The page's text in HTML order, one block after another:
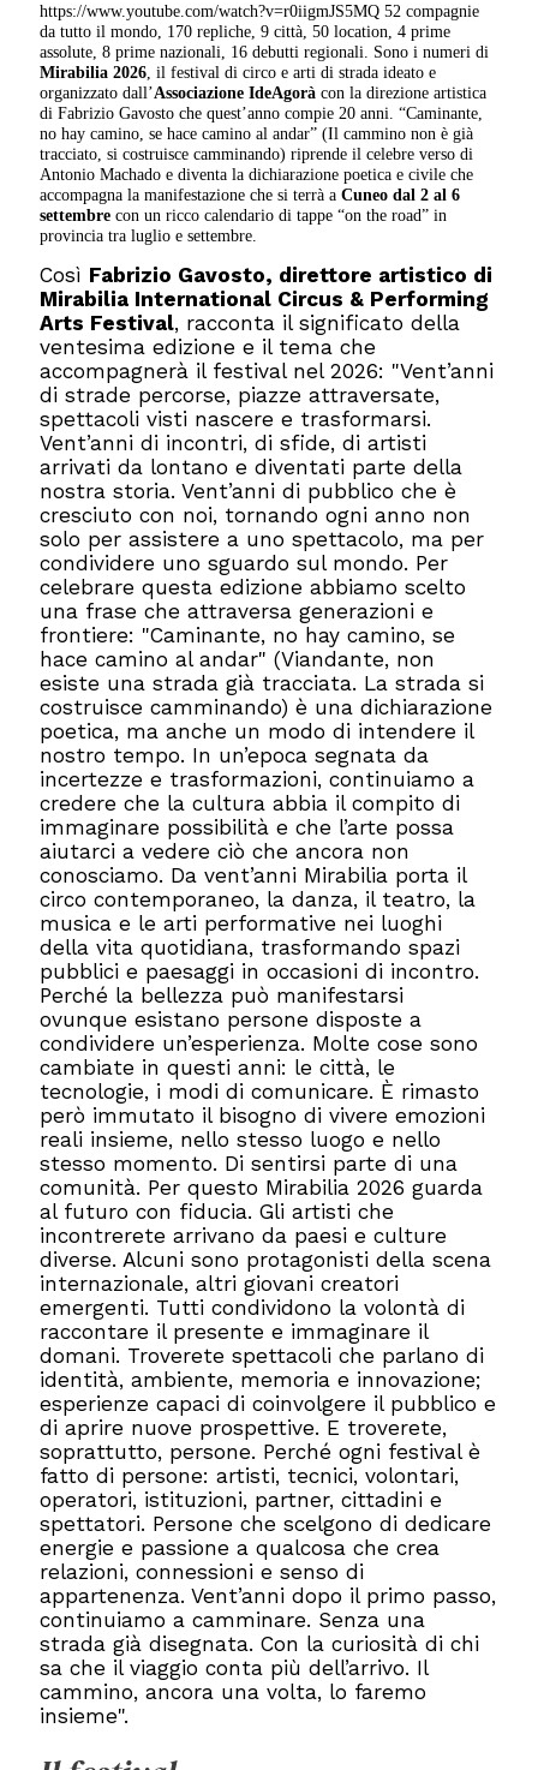
https://www.youtube.com/watch?v=r0iigmJS5MQ 52 compagnie
da tutto il mondo, 170 repliche, 9 città, 50 location, 4 prime
assolute, 8 prime nazionali, 16 debutti regionali. Sono i numeri di
Mirabilia 2026, il festival di circo e arti di strada ideato e
organizzato dall’Associazione IdeAgorà con la direzione artistica
di Fabrizio Gavosto che quest’anno compie 20 anni. “Caminante,
no hay camino, se hace camino al andar” (Il cammino non è già
tracciato, si costruisce camminando) riprende il celebre verso di
Antonio Machado e diventa la dichiarazione poetica e civile che
accompagna la manifestazione che si terrà aCuneo dal 2 al 6
settembre con un ricco calendario di tappe “on the road” in
provincia tra luglio e settembre.
Così Fabrizio Gavosto, direttore artistico di
Mirabilia International Circus & Performing
Arts Festival, racconta il significato della
ventesima edizione e il tema che
accompagnerà il festival nel 2026: "Vent’anni
di strade percorse, piazze attraversate,
spettacoli visti nascere e trasformarsi.
Vent’anni di incontri, di sfide, di artisti
arrivati da lontano e diventati parte della
nostra storia. Vent’anni di pubblico che è
cresciuto con noi, tornando ogni anno non
solo per assistere a uno spettacolo, ma per
condividere uno sguardo sul mondo. Per
celebrare questa edizione abbiamo scelto
una frase che attraversa generazioni e
frontiere: "Caminante, no hay camino, se
hace camino al andar" (Viandante, non
esiste una strada già tracciata. La strada si
costruisce camminando) è una dichiarazione
poetica, ma anche un modo di intendere il
nostro tempo. In un’epoca segnata da
incertezze e trasformazioni, continuiamo a
credere che la cultura abbia il compito di
immaginare possibilità e che l’arte possa
aiutarci a vedere ciò che ancora non
conosciamo. Da vent’anni Mirabilia porta il
circo contemporaneo, la danza, il teatro, la
musica e le arti performative nei luoghi
della vita quotidiana, trasformando spazi
pubblici e paesaggi in occasioni di incontro.
Perché la bellezza può manifestarsi
ovunque esistano persone disposte a
condividere un’esperienza. Molte cose sono
cambiate in questi anni: le città, le
tecnologie, i modi di comunicare. È rimasto
però immutato il bisogno di vivere emozioni
reali insieme, nello stesso luogo e nello
stesso momento. Di sentirsi parte di una
comunità. Per questo Mirabilia 2026 guarda
al futuro con fiducia. Gli artisti che
incontrerete arrivano da paesi e culture
diverse. Alcuni sono protagonisti della scena
internazionale, altri giovani creatori
emergenti. Tutti condividono la volontà di
raccontare il presente e immaginare il
domani. Troverete spettacoli che parlano di
identità, ambiente, memoria e innovazione;
esperienze capaci di coinvolgere il pubblico e
di aprire nuove prospettive. E troverete,
soprattutto, persone. Perché ogni festival è
fatto di persone: artisti, tecnici, volontari,
operatori, istituzioni, partner, cittadini e
spettatori. Persone che scelgono di dedicare
energie e passione a qualcosa che crea
relazioni, connessioni e senso di
appartenenza. Vent’anni dopo il primo passo,
continuiamo a camminare. Senza una
strada già disegnata. Con la curiosità di chi
sa che il viaggio conta più dell’arrivo. Il
cammino, ancora una volta, lo faremo
insieme".